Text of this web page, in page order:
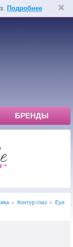
Подробнее
БРЕНДЫ
Контур глаз
Eye